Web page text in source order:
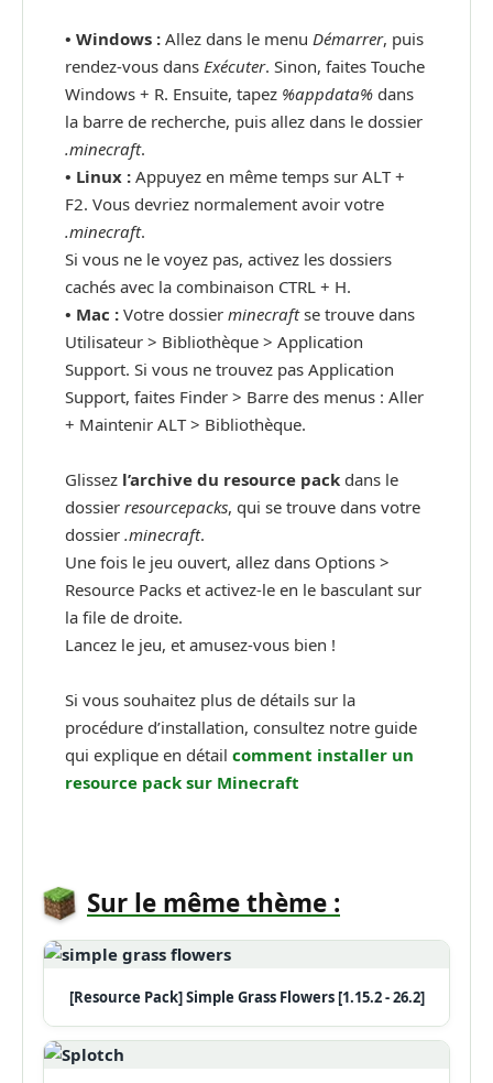
• Windows : Allez dans le menu Démarrer, puis
rendez-vous dans Exécuter. Sinon, faites Touche
Windows + R. Ensuite, tapez %appdata% dans
la barre de recherche, puis allez dans le dossier
.minecraft.
• Linux : Appuyez en même temps sur ALT +
F2. Vous devriez normalement avoir votre
.minecraft.
Si vous ne le voyez pas, activez les dossiers
cachés avec la combinaison CTRL + H.
• Mac : Votre dossier minecraftse trouve dans
Utilisateur > Bibliothèque > Application
Support. Si vous ne trouvez pas Application
Support, faites Finder > Barre des menus : Aller
+ Maintenir ALT > Bibliothèque.
Glissez l’archive du resource pack dans le
dossier resourcepacks, qui se trouve dans votre
dossier .minecraft.
Une fois le jeu ouvert, allez dans Options >
Resource Packs et activez-le en le basculant sur
la file de droite.
Lancez le jeu, et amusez-vous bien !
Si vous souhaitez plus de détails sur la
procédure d’installation, consultez notre guide
qui explique en détail comment installer un
resource pack sur Minecraft
Sur le même thème :
[Resource Pack] Simple Grass Flowers [1.15.2 - 26.2]